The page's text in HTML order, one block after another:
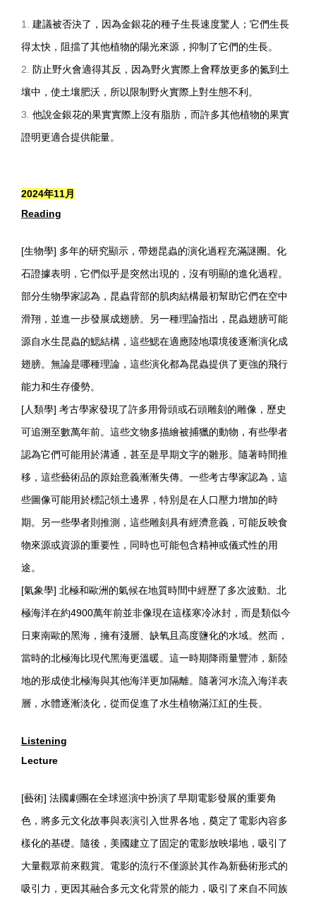
建議被否決了，因為金銀花的種子生長速度驚人；它們生長
得太快，阻擋了其他植物的陽光來源，抑制了它們的生長。
防止野火會適得其反，因為野火實際上會釋放更多的氮到土
壤中，使土壤肥沃，所以限制野火實際上對生態不利。
他說金銀花的果實實際上沒有脂肪，而許多其他植物的果實
證明更適合提供能量。
2024年11月
Reading
[生物學] 多年的研究顯示，帶翅昆蟲的演化過程充滿謎團。化
石證據表明，它們似乎是突然出現的，沒有明顯的進化過程。
部分生物學家認為，昆蟲背部的肌肉結構最初幫助它們在空中
滑翔，並進一步發展成翅膀。另一種理論指出，昆蟲翅膀可能
源自水生昆蟲的鰓結構，這些鰓在適應陸地環境後逐漸演化成
翅膀。無論是哪種理論，這些演化都為昆蟲提供了更強的飛行
能力和生存優勢。
[人類學] 考古學家發現了許多用骨頭或石頭雕刻的雕像，歷史
可追溯至數萬年前。這些文物多描繪被捕獵的動物，有些學者
認為它們可能用於溝通，甚至是早期文字的雛形。隨著時間推
移，這些藝術品的原始意義漸漸失傳。一些考古學家認為，這
些圖像可能用於標記領土邊界，特別是在人口壓力增加的時
期。另一些學者則推測，這些雕刻具有經濟意義，可能反映食
物來源或資源的重要性，同時也可能包含精神或儀式性的用
途。
[氣象學] 北極和歐洲的氣候在地質時間中經歷了多次波動。北
極海洋在約4900萬年前並非像現在這樣寒冷冰封，而是類似今
日東南歐的黑海，擁有淺層、缺氧且高度鹽化的水域。然而，
當時的北極海比現代黑海更溫暖。這一時期降雨量豐沛，新陸
地的形成使北極海與其他海洋更加隔離。隨著河水流入海洋表
層，水體逐漸淡化，從而促進了水生植物滿江紅的生長。
Listening
Lecture
[藝術] 法國劇團在全球巡演中扮演了早期電影發展的重要角
色，將多元文化故事與表演引入世界各地，奠定了電影內容多
樣化的基礎。隨後，美國建立了固定的電影放映場地，吸引了
大量觀眾前來觀賞。電影的流行不僅源於其作為新藝術形式的
吸引力，更因其融合多元文化背景的能力，吸引了來自不同族